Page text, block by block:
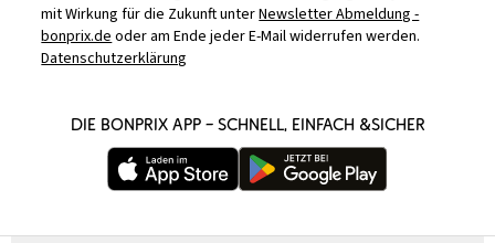
mit Wirkung für die Zukunft unterNewsletter Abmeldung -
bonprix.deoder am Ende jeder E-Mail widerrufen werden.
Datenschutzerklärung
DIE BONPRIX APP – SCHNELL, EINFACH &SICHER